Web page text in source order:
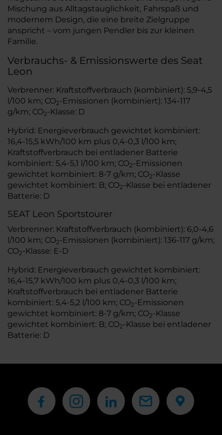
Mischung aus Alltagstauglichkeit, Fahrspaß und
modernem Design, die eine breite Zielgruppe
anspricht – vom jungen Pendler bis zur kleinen
Familie.
Verbrauchs- & Emissionswerte des Seat
Leon
Verbrenner: Kraftstoffverbrauch (kombiniert): 5,9-4,5
l/100 km; CO2-Emissionen (kombiniert): 134-117
g/km; CO2-Klasse: D
Hybrid: Energieverbrauch gewichtet kombiniert:
16,4-15,5 kWh/100 km plus 0,4-0,3 l/100 km;
Kraftstoffverbrauch bei entladener Batterie
kombiniert: 5,4-5,1 l/100 km; CO2-Emissionen
gewichtet kombiniert: 8-7 g/km; CO2-Klasse
gewichtet kombiniert: B; CO2-Klasse bei entladener
Batterie: D
SEAT Leon Sportstourer
Verbrenner: Kraftstoffverbrauch (kombiniert): 6,0-4,6
l/100 km; CO2-Emissionen (kombiniert): 136-117 g/km;
CO2-Klasse: E-D
Hybrid: Energieverbrauch gewichtet kombiniert:
16,4-15,7 kWh/100 km plus 0,4-0,3 l/100 km;
Kraftstoffverbrauch bei entladener Batterie
kombiniert: 5,4-5,2 l/100 km; CO2-Emissionen
gewichtet kombiniert: 8-7 g/km; CO2-Klasse
gewichtet kombiniert: B; CO2-Klasse bei entladener
Batterie: D